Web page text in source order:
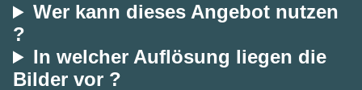
Wer kann dieses Angebot nutzen
?
In welcher Auflösung liegen die
Bilder vor ?